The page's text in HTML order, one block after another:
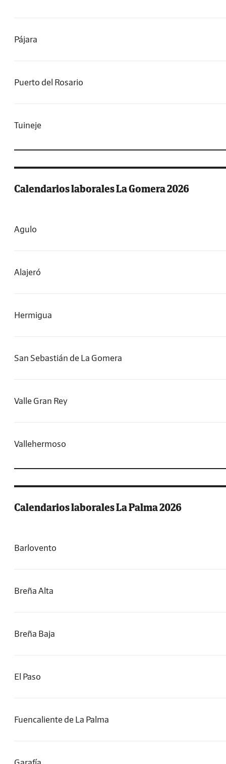
Pájara
Puerto del Rosario
Tuineje
Calendarios laborales La Gomera 2026
Agulo
Alajeró
Hermigua
San Sebastián de La Gomera
Valle Gran Rey
Vallehermoso
Calendarios laborales La Palma 2026
Barlovento
Breña Alta
Breña Baja
El Paso
Fuencaliente de La Palma